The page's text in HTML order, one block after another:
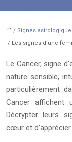
/ Signes
/ Les signes d’une
Le Cancer, signe
nature sensible,
particulièrement
Cancer affichent
Décrypter leurs
cœur et